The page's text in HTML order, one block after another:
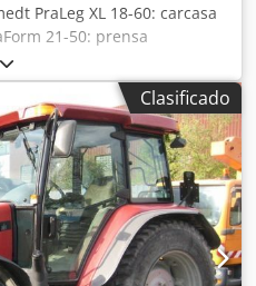
PraLeg XL 18-60: carcasa
21-50: prensa
XL 18-60: máquina
en buen estado, lista
sujeta un bloque de
cubierta preparada. Dos
ajuste suave del grosor del
80 – 450 mm Ancho
del bloque: 2 – 80 mm
200 – 300
Akboa Alimentación
en Alemania.
Clasificado